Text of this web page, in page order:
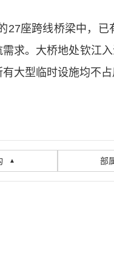
27座跨线桥梁中，
求。大桥地处钦江
大型临时设施均不占
▲ 部